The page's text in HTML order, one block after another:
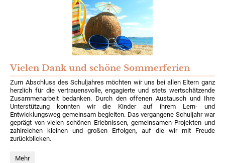
Vielen Dank und schöne Sommerferien
Zum Abschluss des Schuljahres möchten wir uns bei allen Eltern ganz
herzlich für die vertrauensvolle, engagierte und stets wertschätzende
Zusammenarbeit bedanken. Durch den offenen Austausch und Ihre
Unterstützung konnten wir die Kinder auf ihrem Lern- und
Entwicklungsweg gemeinsam begleiten. Das vergangene Schuljahr war
geprägt von vielen schönen Erlebnissen, gemeinsamen Projekten und
zahlreichen kleinen und großen Erfolgen, auf die wir mit Freude
zurückblicken.
Vielen
Mehr